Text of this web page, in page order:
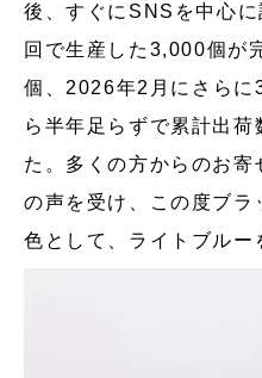
後、すぐにSNSを中心
回で生産した3,000個が
個、2026年2月にさら
ら半年足らずで累計出
た。多くの方からのお
の声を受け、この度ブラ
色として、ライトブルー